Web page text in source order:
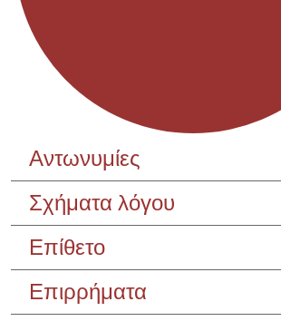
Αντωνυμίες
Σχήματα λόγου
Επίθετο
Επιρρήματα